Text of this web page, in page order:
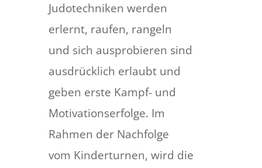
Judotechniken werden
erlernt, raufen, rangeln
und sich ausprobieren sind
ausdrücklich erlaubt und
geben erste Kampf- und
Motivationserfolge. Im
Rahmen der Nachfolge
vom Kinderturnen, wird die